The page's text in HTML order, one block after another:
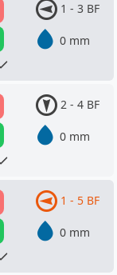
1 - 3 BF
0 mm
2 - 4 BF
0 mm
1 - 5 BF
0 mm